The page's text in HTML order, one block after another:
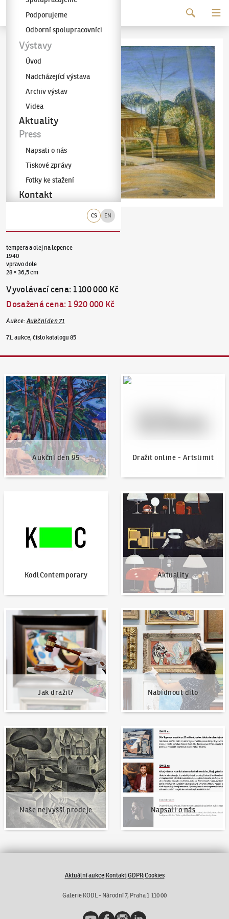
Galerie KODL
CS EN
Podporujeme
Odborní spolupracovníci
Výstavy
Úvod
Nadcházející výstava
Archiv výstav
Videa
Aktuality
Press
Napsali o nás
Tiskové zprávy
Fotky ke stažení
Kontakt
(1890–1977)Lávka
tempera a olej na lepence
1940
vpravo dole
28 × 36,5 cm
Vyvolávací cena: 1 100 000 Kč
Dosažená cena: 1 920 000 Kč
Aukce: Aukční den 71
71. aukce, číslo katalogu 85
Aukční den 95
Aukční den 95
Dražit online - Artslimit
Dražit online - Artslimit
KodlContemporary Aktuality
Aktuality
Jak dražit?
Jak dražit?
Nabídnout dílo
Nabídnout dílo
Naše nejvyšší prodeje
Naše nejvyšší prodeje
Napsali o nás
Napsali o nás
Aktuální aukce|Kontakt|GDPR|Cookies
Galerie KODL - Národní 7, Praha 1 110 00
YouTubeFacebookInstagramLinkedIn